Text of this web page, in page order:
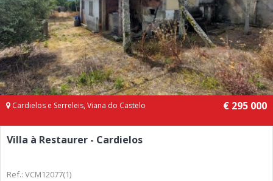
Cardielos e Serreleis, Viana do Castelo € 295 000
Villa à Restaurer - Cardielos
Ref.: VCM12077(1)